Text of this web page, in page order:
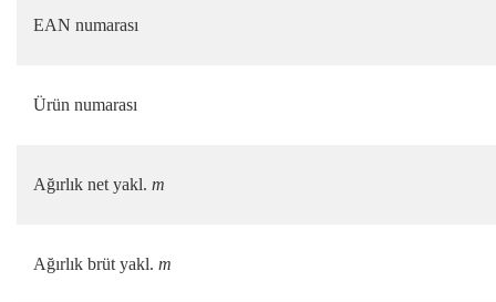
EAN numarası
Ürün numarası
Ağırlık net yakl. m
Ağırlık brüt yakl. m